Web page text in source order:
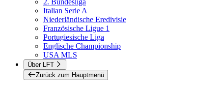
Italian Serie A
Niederländische Eredivisie
Französische Ligue 1
Portugiesische Liga
Englische Championship
USA MLS
Über LFT
Zurück zum Hauptmenü